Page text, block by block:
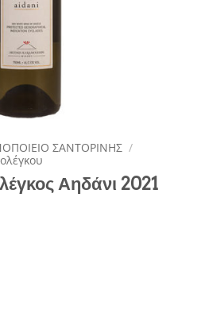
ΣΑΝΤΟΡΙΝΗΣ /
Αηδάνι 2021